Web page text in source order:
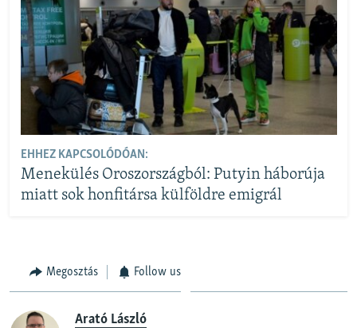
EHHEZ KAPCSOLÓDÓAN:
Menekülés Oroszországból: Putyin háborúja
miatt sok honfitársa külföldre emigrál
Megosztás Follow us
Arató László